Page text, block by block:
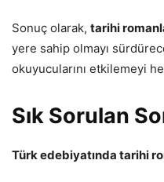
Sonuç olarak, tarihi
yere sahip olmayı
okuyucularını etkilemeyi
Sık Sorulan
Türk edebiyatında tarihi